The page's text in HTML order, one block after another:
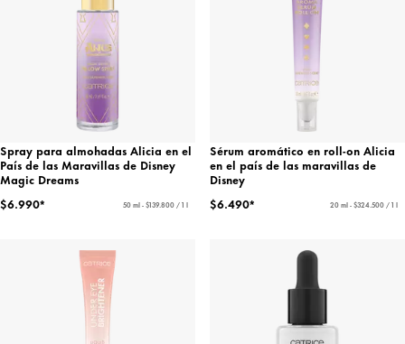
Spray para almohadas Alicia en el
País de las Maravillas de Disney
Magic Dreams
$6.990*
50 ml - $139.800 / 1 l
Sérum aromático en roll-on Alicia
en el país de las maravillas de
Disney
$6.490*
20 ml - $324.500 / 1 l